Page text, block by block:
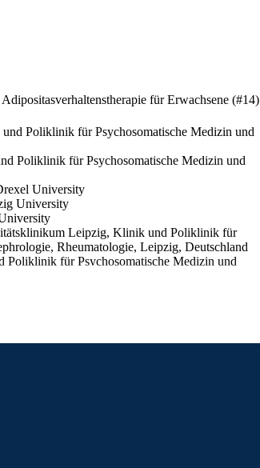
für Erwachsene (#14)
Poliklinik für Psychosomatische Medizin und
Poliklinik für Psychosomatische Medizin und
University
University
Leipzig, Klinik und Poliklinik für
Rheumatologie, Leipzig, Deutschland
für Psychosomatische Medizin und